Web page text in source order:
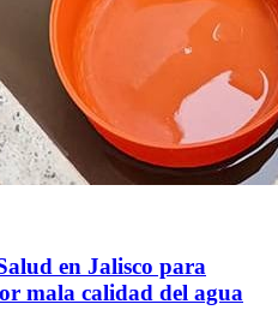
en Jalisco para
mala calidad del agua